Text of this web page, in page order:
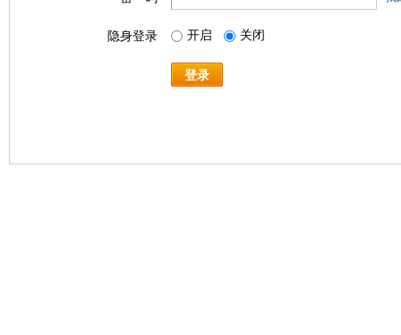
隐身登录 开启 关闭
登录